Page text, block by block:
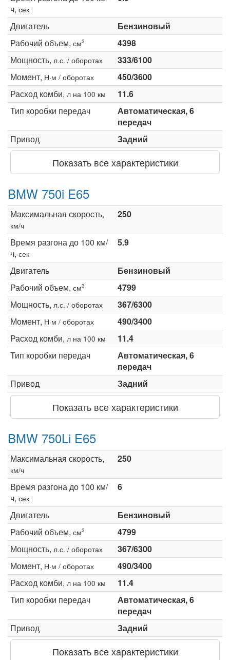
ч, сек
Двигатель
Бензиновый
Рабочий объем, см3
4398
Мощность, л.с. / оборотах
333/6100
Момент, Н·м / оборотах
450/3600
Расход комби, л на 100 км
11.6
Тип коробки передач
Автоматическая, 6
передач
Привод
Задний
Показать все характеристики
BMW 750i E65
Максимальная скорость,
км/ч
250
Время разгона до 100 км/
ч, сек
5.9
Двигатель
Бензиновый
Рабочий объем, см3
4799
Мощность, л.с. / оборотах
367/6300
Момент, Н·м / оборотах
490/3400
Расход комби, л на 100 км
11.4
Тип коробки передач
Автоматическая, 6
передач
Привод
Задний
Показать все характеристики
BMW 750Li E65
Максимальная скорость,
км/ч
250
Время разгона до 100 км/
ч, сек
6
Двигатель
Бензиновый
Рабочий объем, см3
4799
Мощность, л.с. / оборотах
367/6300
Момент, Н·м / оборотах
490/3400
Расход комби, л на 100 км
11.4
Тип коробки передач
Автоматическая, 6
передач
Привод
Задний
Показать все характеристики